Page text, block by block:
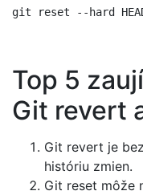
Top 5
Git revert
Git revert je
históriu zmien.
Git reset môže